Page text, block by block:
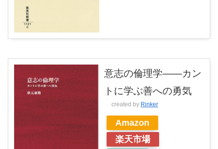
意志の倫理学――カン
トに学ぶ善への勇気
created by Rinker
Amazon
楽天市場